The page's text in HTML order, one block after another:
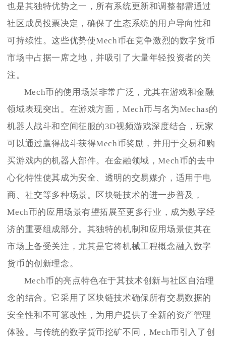
也是其独特优势之一，所有系统更新和调整都需通过
社区成员投票决定，确保了生态系统的用户导向性和
可持续性。这些优势使Mech币在竞争激烈的数字货币
市场中占据一席之地，并吸引了大量年轻投资者的关
注。
Mech币的使用场景非常广泛，尤其在游戏和金融
领域表现突出。在游戏方面，Mech币与名为Mechas的
机器人战斗和空间征服的3D视频游戏深度结合，玩家
可以通过赢得战斗获得Mech币奖励，并用于交易和购
买游戏内的机器人部件。在金融领域，Mech币的去中
心化特性使其成为安全、透明的交易媒介，适用于电
商、社交等多种场景。区块链技术的进一步普及，
Mech币的应用场景有望拓展至更多行业，成为数字经
济的重要组成部分。其独特的机制和应用场景使其在
市场上备受关注，尤其是它将机械工程概念融入数字
货币的创新理念。
Mech币的亮点特色在于其技术创新与社区自治理
念的结合。它采用了区块链技术确保所有交易数据的
安全性和不可篡改性，为用户提供了全新的资产管理
体验。与传统的数字货币挖矿不同，Mech币引入了创